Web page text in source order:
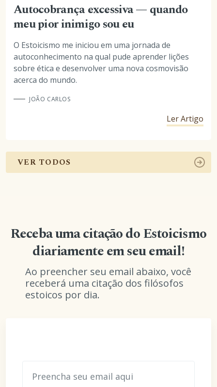
Autocobrança excessiva — quando
meu pior inimigo sou eu
O Estoicismo me iniciou em uma jornada de
autoconhecimento na qual pude aprender lições
sobre ética e desenvolver uma nova cosmovisão
acerca do mundo.
JOÃO CARLOS
Ler Artigo
VER TODOS
Receba uma citação do Estoicismo
diariamente em seu email!
Ao preencher seu email abaixo, você
receberá uma citação dos filósofos
estoicos por dia.